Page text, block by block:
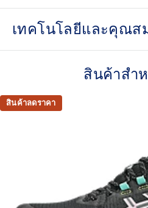
เทคโนโลยีและคุณส
Helps improve breathability
process that reduces water
33% and carbon emissions by
Cushioning helps create a soft
Rearfoot GEL™ technology
Improves impact absorption
footstrike
สินค้าสำ
สินค้าลดราคา